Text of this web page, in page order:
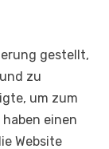
gestellt,
zu
um zum
haben einen
Website